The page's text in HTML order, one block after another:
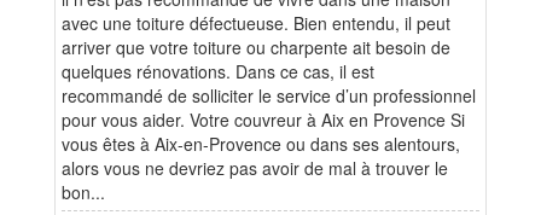
avec une toiture défectueuse. Bien entendu, il peut
arriver que votre toiture ou charpente ait besoin de
quelques rénovations. Dans ce cas, il est
recommandé de solliciter le service d’un professionnel
pour vous aider. Votre couvreur à Aix en Provence Si
vous êtes à Aix-en-Provence ou dans ses alentours,
alors vous ne devriez pas avoir de mal à trouver le
bon...